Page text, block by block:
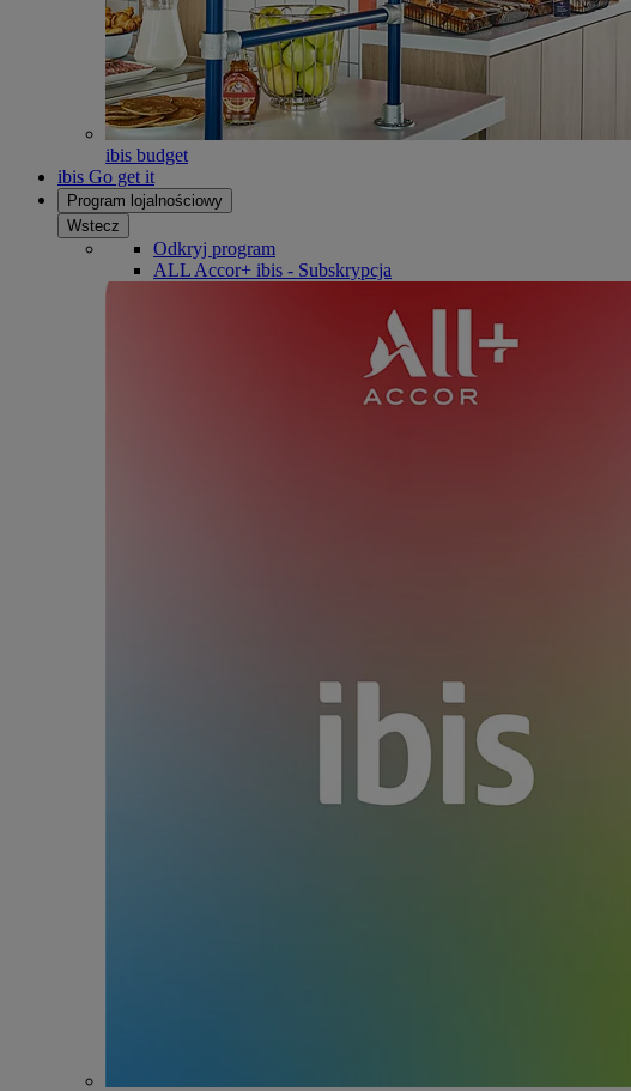
ibis budget
ibis Go get it
Program lojalnościowy
Wstecz
Odkryj program
ALL Accor+ ibis - Subskrypcja